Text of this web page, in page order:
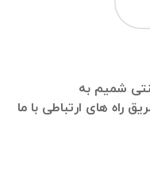
شمیم به
راه های ارتباطی با ما